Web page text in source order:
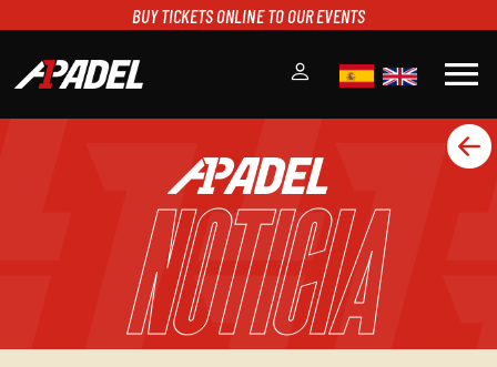
BUY TICKETS ONLINE TO OUR EVENTS
menu
RANKING
CALENDARIO
TORNEOS
NOTICIAS
MULTIMEDIA
SCOREBOARD
NOTICIA